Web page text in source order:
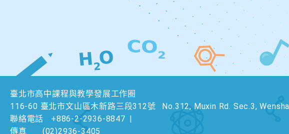
臺北市高中課程與教學發展工作圈
116-60 臺北市文山區木新路三段312號
No.312, Muxin Rd. Sec.3,
聯絡電話
+886-2-2936-8847 |
傳真
(02)2936-3405